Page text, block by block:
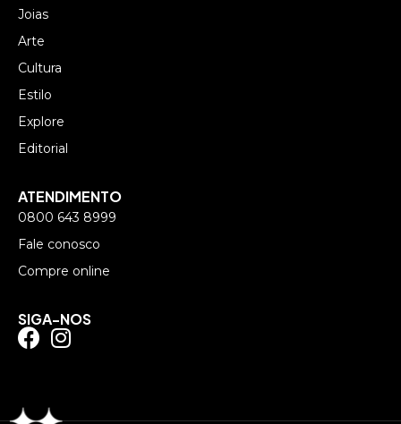
Joias
Arte
Cultura
Estilo
Explore
Editorial
ATENDIMENTO
0800 643 8999
Fale conosco
Compre online
SIGA-NOS